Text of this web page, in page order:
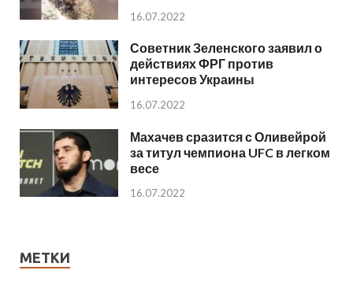
16.07.2022
Советник Зеленского заявил о
действиях ФРГ против
интересов Украины
16.07.2022
Махачев сразится с Оливейрой
за титул чемпиона UFC в легком
весе
16.07.2022
МЕТКИ